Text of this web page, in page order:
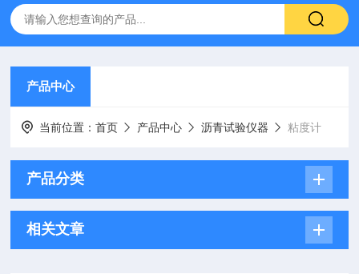
产品中心
当前位置：首页 产品中心 沥青试验仪器 粘度计
产品分类
相关文章